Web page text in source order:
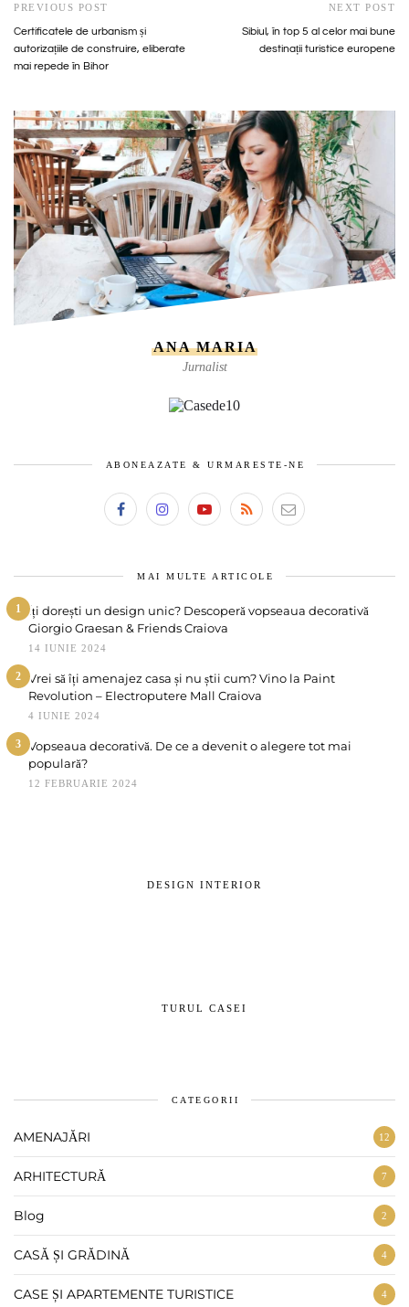
PREVIOUS POST
Certificatele de urbanism și
autorizațiile de construire, eliberate
mai repede în Bihor
NEXT POST
Sibiul, în top 5 al celor mai bune
destinații turistice europene
ANA MARIA
Jurnalist
ABONEAZATE & URMARESTE-NE
MAI MULTE ARTICOLE
1 Îți dorești un design unic? Descoperă vopseaua decorativă
Giorgio Graesan & Friends Craiova
14 IUNIE 2024
2 Vrei să îți amenajez casa și nu știi cum? Vino la Paint
Revolution – Electroputere Mall Craiova
4 IUNIE 2024
3 Vopseaua decorativă. De ce a devenit o alegere tot mai
populară?
12 FEBRUARIE 2024
DESIGN INTERIOR
TURUL CASEI
CATEGORII
AMENAJĂRI 12
ARHITECTURĂ 7
Blog 2
CASĂ ȘI GRĂDINĂ 4
CASE ȘI APARTEMENTE TURISTICE 4